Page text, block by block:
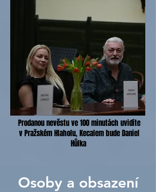
Prodanou nevěstu ve 100 minutách uvidíte
v Pražském Hlaholu, Kecalem bude Daniel
Hůlka
Osoby a obsazení